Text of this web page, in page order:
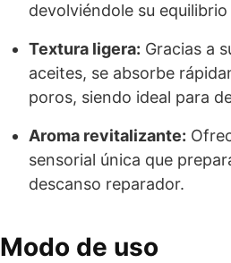
devolviéndole su
Textura ligera: Gracias a
aceites, se absorbe
poros, siendo ideal para
Aroma revitalizante:
sensorial única que
descanso reparador.
Modo de uso